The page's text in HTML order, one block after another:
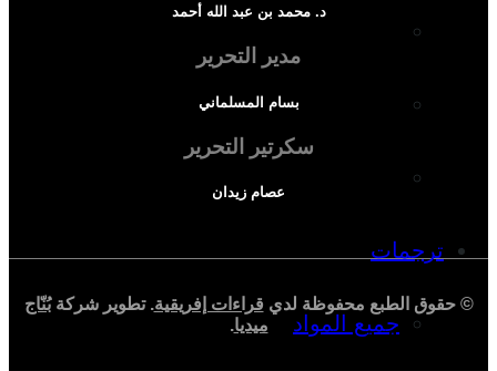
دراسة اجتماعية
ترجمات
جميع المواد
د. محمد بن عبد الله أحمد
مدير التحرير
بسام المسلماني
سكرتير التحرير
عصام زيدان
© حقوق الطبع محفوظة لدي قراءات إفريقية. تطوير شركةبُنّاج
ميديا.